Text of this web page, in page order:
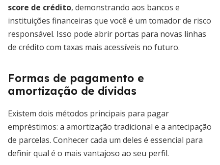
score de crédito, demonstrando aos bancos e
instituições financeiras que você é um tomador de risco
responsável. Isso pode abrir portas para novas linhas
de crédito com taxas mais acessíveis no futuro.
Formas de pagamento e
amortização de dívidas
Existem dois métodos principais para pagar
empréstimos: a amortização tradicional e a antecipação
de parcelas. Conhecer cada um deles é essencial para
definir qual é o mais vantajoso ao seu perfil.